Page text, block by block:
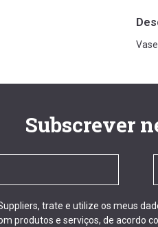
Subscrever
trate e utilize os meus
produtos e serviços, de acordo